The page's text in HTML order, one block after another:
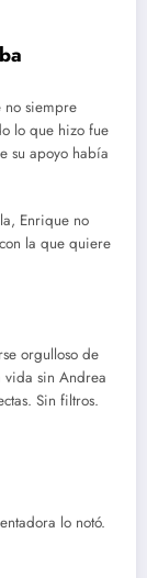
no siempre
lo que hizo fue
su apoyo había
Enrique no
la que quiere
orgulloso de
vida sin Andrea
Sin filtros.
lo notó.